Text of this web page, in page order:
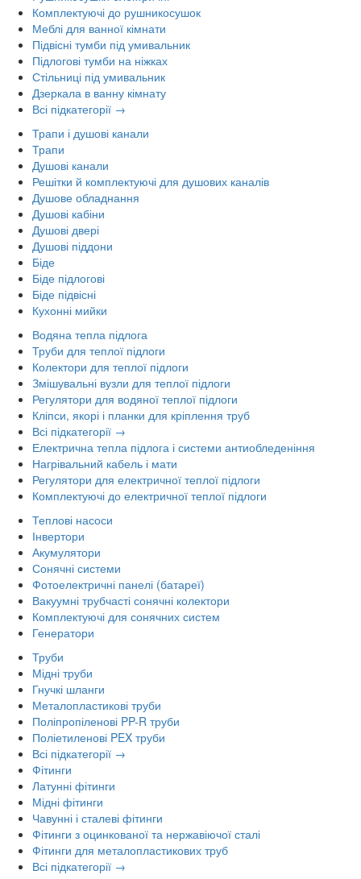
Комплектуючі до рушникосушок
Меблі для ванної кімнати
Підвісні тумби під умивальник
Підлогові тумби на ніжках
Стільниці під умивальник
Дзеркала в ванну кімнату
Всі підкатегорії →
Трапи і душові канали
Трапи
Душові канали
Решітки й комплектуючі для душових каналів
Душове обладнання
Душові кабіни
Душові двері
Душові піддони
Біде
Біде підлогові
Біде підвісні
Кухонні мийки
Водяна тепла підлога
Труби для теплої підлоги
Колектори для теплої підлоги
Змішувальні вузли для теплої підлоги
Регулятори для водяної теплої підлоги
Кліпси, якорі і планки для кріплення труб
Всі підкатегорії →
Електрична тепла підлога і системи антиобледеніння
Нагрівальний кабель і мати
Регулятори для електричної теплої підлоги
Комплектуючі до електричної теплої підлоги
Теплові насоси
Інвертори
Акумулятори
Сонячні системи
Фотоелектричні панелі (батареї)
Вакуумні трубчасті сонячні колектори
Комплектуючі для сонячних систем
Генератори
Труби
Мідні труби
Гнучкі шланги
Металопластикові труби
Поліпропіленові PP-R труби
Поліетиленові PEX труби
Всі підкатегорії →
Фітинги
Латунні фітинги
Мідні фітинги
Чавунні і сталеві фітинги
Фітинги з оцинкованої та нержавіючої сталі
Фітинги для металопластикових труб
Всі підкатегорії →